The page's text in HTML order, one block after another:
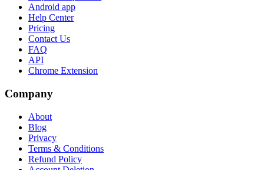
Android app
Help Center
Pricing
Contact Us
FAQ
API
Chrome Extension
Company
About
Blog
Privacy
Terms & Conditions
Refund Policy